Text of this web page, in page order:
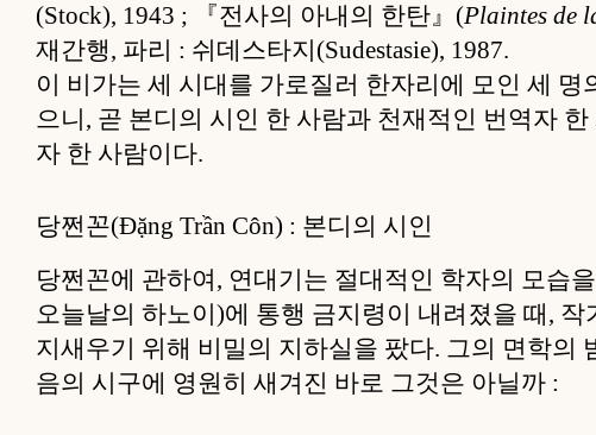
(Stock), 1943 ; 『전사의 아내의 한탄』(Plaintes de
재간행, 파리 : 쉬데스타지(Sudestasie), 1987.
이 비가는 세 시대를 가로질러 한자리에 모인 세
으니, 곧 본디의 시인 한 사람과 천재적인 번역자
자 한 사람이다.
당쩐꼰(Đặng Trần Côn) : 본디의 시인
당쩐꼰에 관하여, 연대기는 절대적인 학자의 모습
오늘날의 하노이)에 통행 금지령이 내려졌을 때,
지새우기 위해 비밀의 지하실을 팠다. 그의 면학의
음의 시구에 영원히 새겨진 바로 그것은 아닐까 :